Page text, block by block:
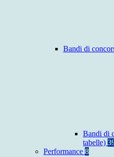
Bandi di
Bandi di
tabelle)
Performance 8